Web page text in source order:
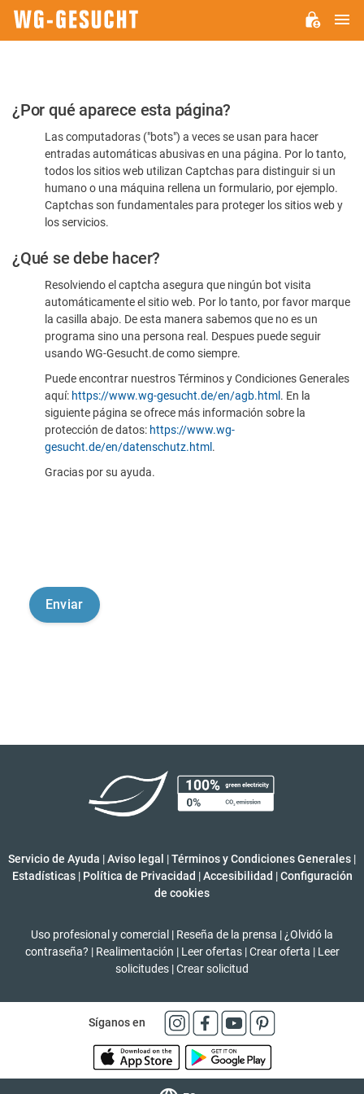
Por
favor,
confirme
humano
¿Por qué aparece esta página?
Las computadoras ("bots") a veces se usan para hacer
entradas automáticas abusivas en una página. Por lo tanto,
todos los sitios web utilizan Captchas para distinguir si un
humano o una máquina rellena un formulario, por ejemplo.
Captchas son fundamentales para proteger los sitios web y
los servicios.
¿Qué se debe hacer?
Resolviendo el captcha asegura que ningún bot visita
automáticamente el sitio web. Por lo tanto, por favor marque
la casilla abajo. De esta manera sabemos que no es un
programa sino una persona real. Despues puede seguir
usando WG-Gesucht.de como siempre.
Puede encontrar nuestros Términos y Condiciones Generales
aquí: https://www.wg-gesucht.de/en/agb.html . En la
siguiente página se ofrece más información sobre la
protección de datos: https://www.wg-
gesucht.de/en/datenschutz.html .
Gracias por su ayuda.
Servicio de Ayuda |Aviso legal |Términos y Condiciones Generales |
Estadísticas | Política de Privacidad | Accesibilidad | Configuración
de cookies
Uso profesional y comercial | Reseña de la prensa | ¿Olvidó la
contraseña? | Realimentación | Leer ofertas | Crear oferta | Leer
solicitudes |Crear solicitud
Síganos en